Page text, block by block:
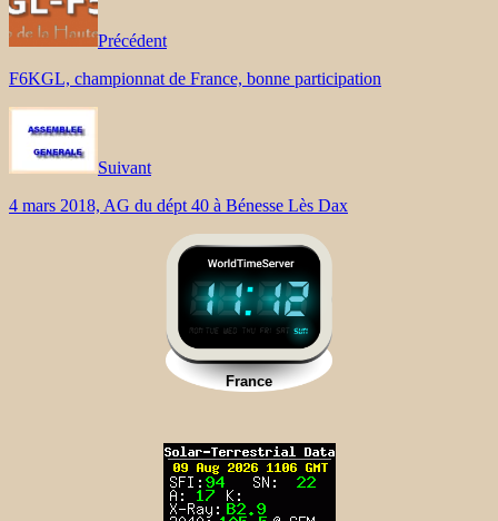
Précédent
F6KGL, championnat de France, bonne participation
Suivant
4 mars 2018, AG du dépt 40 à Bénesse Lès Dax